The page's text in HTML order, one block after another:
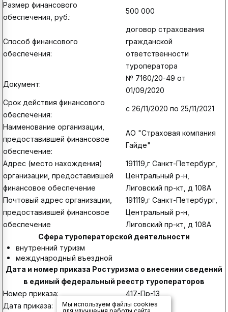
Размер финансового
обеспечения, руб.:
500 000
Способ финансового
обеспечения:
договор страхования
гражданской
ответственности
туроператора
Документ:
№ 7160/20-49 от
01/09/2020
Срок действия финансового
обеспечения:
с 26/11/2020 по 25/11/2021
Наименование организации,
предоставившей финансовое
обеспечение:
АО "Страховая компания
Гайде"
Адрес (место нахождения)
организации, предоставившей
финансовое обеспечение
191119,г Санкт-Петербург,
Центральный р-н,
Лиговский пр-кт, д 108А
Почтовый адрес организации,
предоставившей финансовое
обеспечение
191119,г Санкт-Петербург,
Центральный р-н,
Лиговский пр-кт, д 108А
Сфера туроператорской деятельности
внутренний туризм
международный въездной
Дата и номер приказа Ростуризма о внесении сведений
в единый федеральный реестр туроператоров
Номер приказа:
417-Пр-13
Дата приказа:
02/12/2013
Мы используем файлы cookies